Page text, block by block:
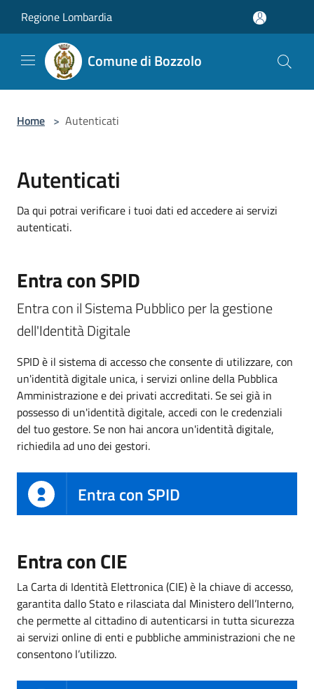
Regione Lombardia
Comune di Bozzolo
Home > Autenticati
Autenticati
Da qui potrai verificare i tuoi dati ed accedere ai servizi
autenticati.
Entra con SPID
Entra con il Sistema Pubblico per la gestione
dell'Identità Digitale
SPID è il sistema di accesso che consente di utilizzare, con
un'identità digitale unica, i servizi online della Pubblica
Amministrazione e dei privati accreditati. Se sei già in
possesso di un'identità digitale, accedi con le credenziali
del tuo gestore. Se non hai ancora un'identità digitale,
richiedila ad uno dei gestori.
Entra con SPID
Entra con CIE
La Carta di Identità Elettronica (CIE) è la chiave di accesso,
garantita dallo Stato e rilasciata dal Ministero dell’Interno,
che permette al cittadino di autenticarsi in tutta sicurezza
ai servizi online di enti e pubbliche amministrazioni che ne
consentono l’utilizzo.